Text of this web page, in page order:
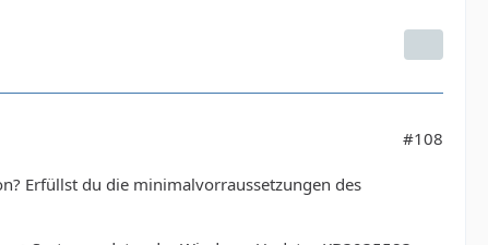
#108
Erfüllst du die minimalvorraussetzungen des